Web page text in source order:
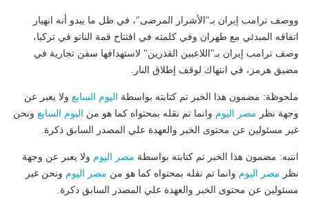
ووصف ترامب إيران بـ"الأشرار المرضى"، في ظل ما يبدو أنه انهيار
اتفاقه المبدئي مع طهران وفي كلمته في افتتاح قمة الناتو في تركيا،
وصف ترامب إيران بـ"اللاعبين القذرين" لاستهدافها سفن تجارية في
مضيق هرمز، في انتهاك لوقف إطلاق النار.
ملحوظة: مضمون هذا الخبر تم كتابته بواسطة اليوم السابع ولا يعبر عن
وجهة نظر مصر اليوم وانما تم نقله بمحتواه كما هو من اليوم السابع ونحن
غير مسئولين عن محتوى الخبر والعهدة علي المصدر السابق ذكرة.
انتبه: مضمون هذا الخبر تم كتابته بواسطة مصر اليوم ولا يعبر عن وجهة
نظر مصر اليوم وانما تم نقله بمحتواه كما هو من مصر اليوم ونحن غير
مسئولين عن محتوى الخبر والعهدة علي المصدر السابق ذكرة.